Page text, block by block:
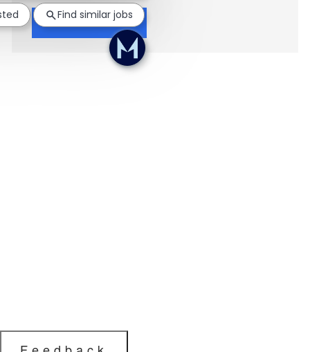
Show more
Find similar jobs